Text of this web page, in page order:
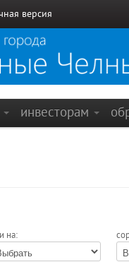
версия
инвесторам
на: